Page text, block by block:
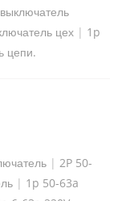
цех | 1p
цепи.
| 2P 50-
| 1p 50-63a